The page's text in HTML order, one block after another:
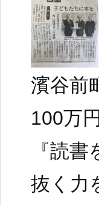
濱谷前
100万
『読
抜く力